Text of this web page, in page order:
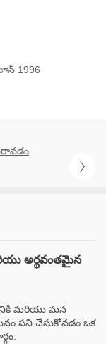
1996
అర్థవంతమైన
మరియు మన
పని చేసుకోవడం ఒక